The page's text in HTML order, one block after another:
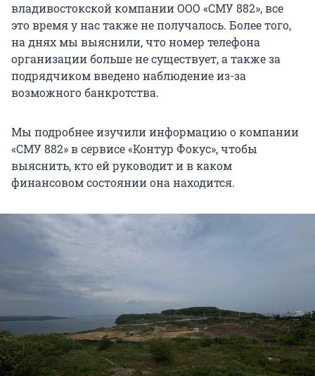
владивостокской компании ООО «СМУ 882», все
это время у нас также не получалось. Более того,
на днях мы выяснили, что номер телефона
организации больше не существует, а также за
подрядчиком введено наблюдение из-за
возможного банкротства.
Мы подробнее изучили информацию о компании
«СМУ 882» в сервисе «Контур Фокус», чтобы
выяснить, кто ей руководит и в каком
финансовом состоянии она находится.